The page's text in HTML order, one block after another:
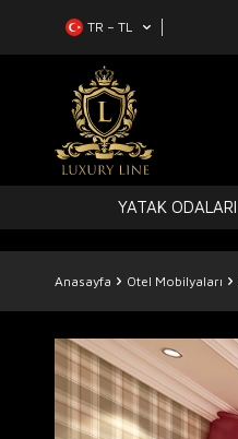
TR − TL
YATAK ODALARI
Anasayfa Otel Mobilyaları